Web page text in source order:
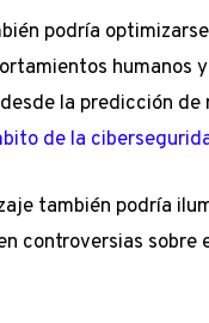
podría
humanos
la predicción de
de la
también podría
controversias sobre